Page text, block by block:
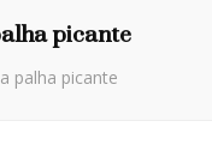
picante
palha picante